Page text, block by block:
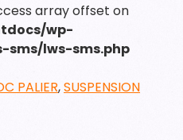
array offset on
wp-
lws-sms.php
PALIER,SUSPENSION